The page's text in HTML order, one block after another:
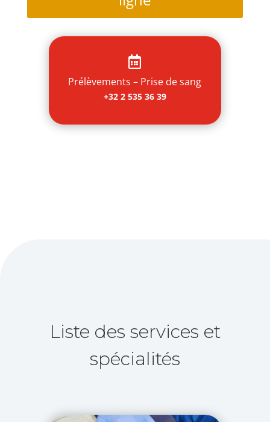

Prélèvements – Prise de sang
+32 2 535 36 39
Liste des services et
spécialités